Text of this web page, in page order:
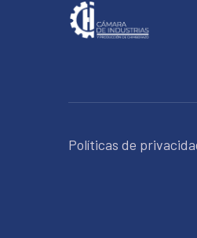
Políticas de